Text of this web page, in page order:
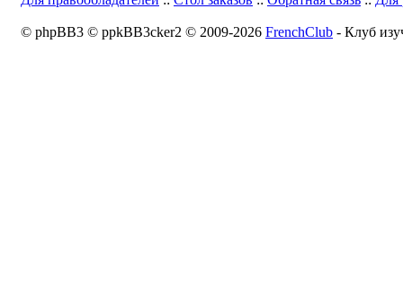
© phpBB3 © ppkBB3cker2 © 2009-2026 FrenchClub - Клуб